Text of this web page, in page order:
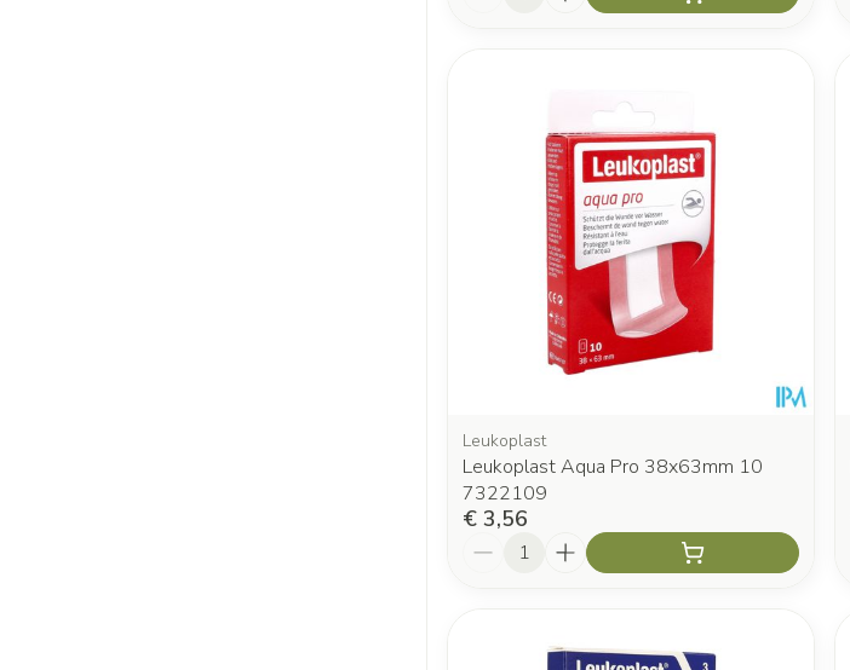
Leukoplast
Leukoplast Aqua Pro 38x63mm 10
7322109
€ 3,56
Aantal